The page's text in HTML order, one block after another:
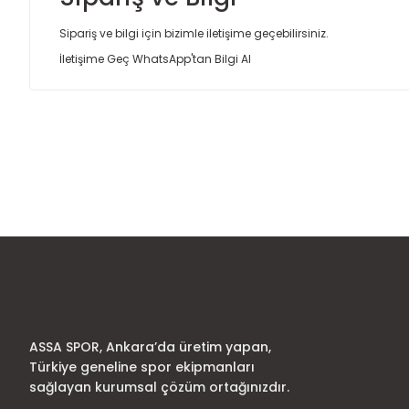
Sipariş ve bilgi için bizimle iletişime geçebilirsiniz.
İletişime Geç WhatsApp'tan Bilgi Al
Ürün bilgilerinde hatalar bulunuyor.
ASSA SPOR, Ankara’da üretim yapan,
Türkiye geneline spor ekipmanları
sağlayan kurumsal çözüm ortağınızdır.